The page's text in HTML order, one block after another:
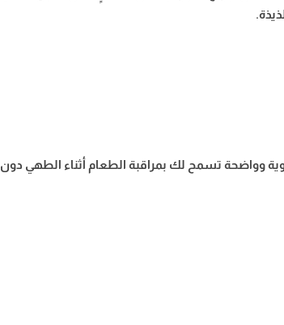
بإضاءة داخلية قوية وواضحة تسمح لك بمراقبة الطعام